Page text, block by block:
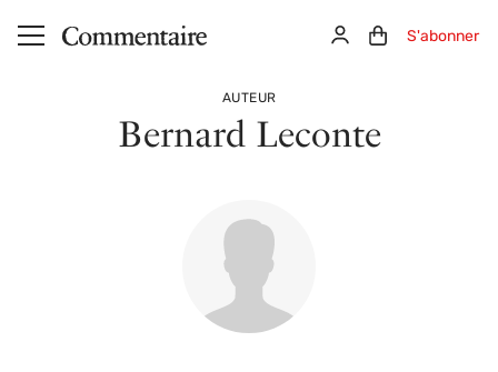
Aller au contenu principal ConnexionPanier (0)
S'abonner
AUTEUR
Bernard Leconte